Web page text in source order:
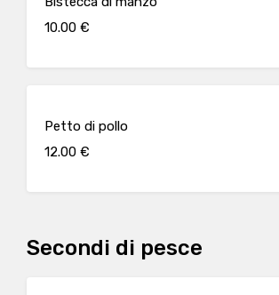
10.00 €
Petto di pollo
12.00 €
Secondi di pesce